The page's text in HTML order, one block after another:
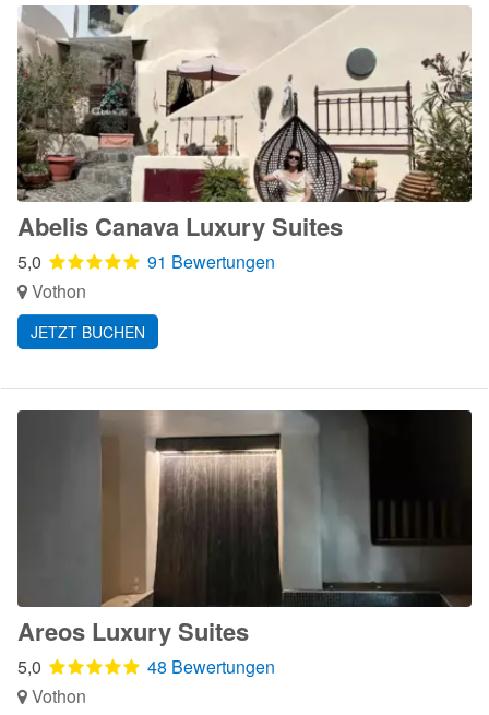
Abelis Canava Luxury Suites
5,0
91 Bewertungen
Vothon
JETZT BUCHEN
Areos Luxury Suites
5,0
48 Bewertungen
Vothon